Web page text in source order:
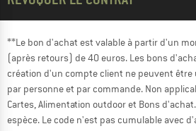
**Le bon d'achat est valable à partir d'un
(après retours) de 40 euros. Les bons
création d'un compte client ne peuvent
par personne et par commande. Non
Cartes, Alimentation outdoor et Bons
espèce. Le code n'est pas cumulable avec